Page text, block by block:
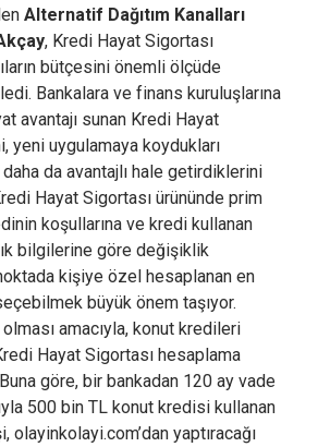
Alternatif Dağıtım Kanalları
, Kredi Hayat Sigortası
bütçesini önemli ölçüde
Bankalara ve finans kuruluşlarına
avantajı sunan Kredi Hayat
yeni uygulamaya koydukları
da avantajlı hale getirdiklerini
Hayat Sigortası ürününde prim
koşullarına ve kredi kullanan
bilgilerine göre değişiklik
kişiye özel hesaplanan en
büyük önem taşıyor.
amacıyla, konut kredileri
Hayat Sigortası hesaplama
göre, bir bankadan 120 ay vade
500 bin TL konut kredisi kullanan
olayinkolayi.com’dan yaptıracağı